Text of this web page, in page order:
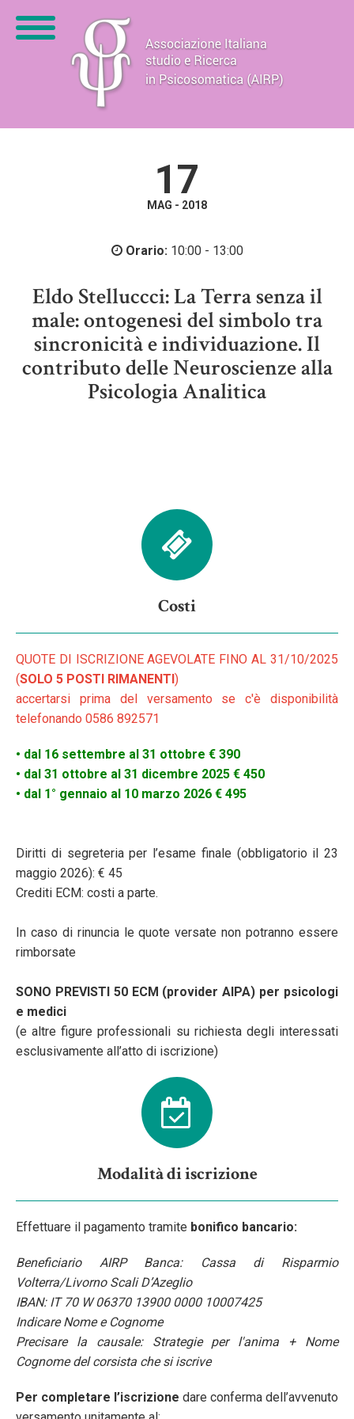
17
MAG - 2018
Orario:10:00 - 13:00
Eldo Stelluccci: La Terra senza il
male: ontogenesi del simbolo tra
sincronicità e individuazione. Il
contributo delle Neuroscienze alla
Psicologia Analitica
Costi
QUOTE DI ISCRIZIONE AGEVOLATE FINO AL 31/10/2025
(SOLO 5 POSTI RIMANENTI)
accertarsi prima del versamento se c'è disponibilità
telefonando 0586 892571
• dal 16 settembre al 31 ottobre € 390
• dal 31 ottobre al 31 dicembre 2025 € 450
• dal 1° gennaio al 10 marzo 2026 € 495
Diritti di segreteria per l’esame finale (obbligatorio il 23
maggio 2026): € 45
Crediti ECM: costi a parte.
In caso di rinuncia le quote versate non potranno essere
rimborsate
SONO PREVISTI 50 ECM (provider AIPA) per psicologi
e medici
(e altre figure professionali su richiesta degli interessati
esclusivamente all’atto di iscrizione)
Modalità di iscrizione
Effettuare il pagamento tramite bonifico bancario:
Beneficiario AIRP Banca: Cassa di Risparmio
Volterra/Livorno Scali D’Azeglio
IBAN: IT 70 W 06370 13900 0000 10007425
Indicare Nome e Cognome
Precisare la causale: Strategie per l'anima + Nome
Cognome del corsista che si iscrive
Per completare l’iscrizione dare conferma dell’avvenuto